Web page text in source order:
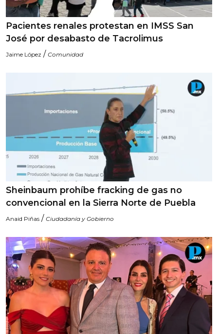
Pacientes renales protestan en IMSS San
José por desabasto de Tacrolimus
Jaime López / Comunidad
Sheinbaum prohíbe fracking de gas no
convencional en la Sierra Norte de Puebla
Anaid Piñas / Ciudadanía y Gobierno